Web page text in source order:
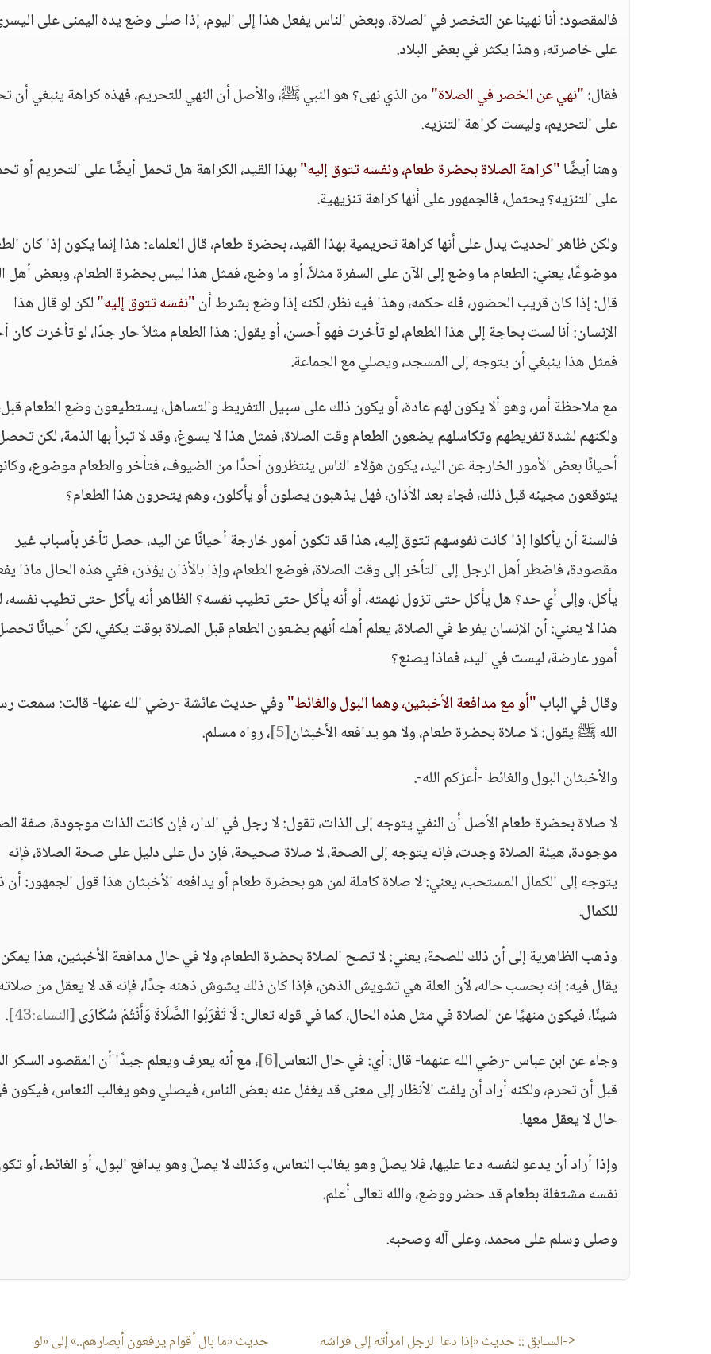
فالمقصود: أنا نهينا عن التخصر في الصلاة، وبعض الناس يفعل هذا إلى اليوم، إذا صلى وضع يده اليمنى على
على خاصرته، وهذا يكثر في بعض البلاد.
فقال:"نهي عن الخصر في الصلاة"من الذي نهى؟ هو النبي ﷺ، والأصل أن النهي للتحريم، فهذه كراهة ينبغي أن
على التحريم، وليست كراهة التنزيه.
وهنا أيضًا"كراهة الصلاة بحضرة طعام، ونفسه تتوق إليه"بهذا القيد، الكراهة هل تحمل أيضًا على التحريم أو
على التنزيه؟ يحتمل، فالجمهور على أنها كراهة تنزيهية.
ولكن ظاهر الحديث يدل على أنها كراهة تحريمية بهذا القيد، بحضرة طعام، قال العلماء: هذا إنما يكون إذا كان
موضوعًا، يعني: الطعام ما وضع إلى الآن على السفرة مثلاً، أو ما وضع، فمثل هذا ليس بحضرة الطعام، وبعض أهل
قال: إذا كان قريب الحضور، فله حكمه، وهذا فيه نظر، لكنه إذا وضع بشرط أن"نفسه تتوق إليه"لكن لو قال هذا
الإنسان: أنا لست بحاجة إلى هذا الطعام، لو تأخرت فهو أحسن، أو يقول: هذا الطعام مثلاً حار جدًا، لو تأخرت كان
فمثل هذا ينبغي أن يتوجه إلى المسجد، ويصلي مع الجماعة.
مع ملاحظة أمر، وهو ألا يكون لهم عادة، أو يكون ذلك على سبيل التفريط والتساهل، يستطيعون وضع الطعام
ولكنهم لشدة تفريطهم وتكاسلهم يضعون الطعام وقت الصلاة، فمثل هذا لا يسوغ، وقد لا تبرأ بها الذمة، لكن
أحيانًا بعض الأمور الخارجة عن اليد، يكون هؤلاء الناس ينتظرون أحدًا من الضيوف، فتأخر والطعام موضوع،
يتوقعون مجيئه قبل ذلك، فجاء بعد الأذان، فهل يذهبون يصلون أو يأكلون، وهم يتحرون هذا الطعام؟
فالسنة أن يأكلوا إذا كانت نفوسهم تتوق إليه، هذا قد تكون أمور خارجة أحيانًا عن اليد، حصل تأخر بأسباب غير
مقصودة، فاضطر أهل الرجل إلى التأخر إلى وقت الصلاة، فوضع الطعام، وإذا بالأذان يؤذن، ففي هذه الحال ماذا
يأكل، وإلى أي حد؟ هل يأكل حتى تزول نهمته، أو أنه يأكل حتى تطيب نفسه؟ الظاهر أنه يأكل حتى تطيب نفسه،
هذا لا يعني: أن الإنسان يفرط في الصلاة، يعلم أهله أنهم يضعون الطعام قبل الصلاة بوقت يكفي، لكن أحيانًا
أمور عارضة، ليست في اليد، فماذا يصنع؟
وقال في الباب"أو مع مدافعة الأخبثين، وهما البول والغائط"وفي حديث عائشة -رضي الله عنها- قالت: سمعت
الله ﷺ يقول: لا صلاة بحضرة طعام، ولا هو يدافعه الأخبثان[5] ، رواه مسلم.
والأخبثان البول والغائط -أعزكم الله-.
لا صلاة بحضرة طعام الأصل أن النفي يتوجه إلى الذات، تقول: لا رجل في الدار، فإن كانت الذات موجودة، صفة
موجودة، هيئة الصلاة وجدت، فإنه يتوجه إلى الصحة، لا صلاة صحيحة، فإن دل على دليل على صحة الصلاة، فإنه
يتوجه إلى الكمال المستحب، يعني: لا صلاة كاملة لمن هو بحضرة طعام أو يدافعه الأخبثان هذا قول الجمهور: أن
للكمال.
وذهب الظاهرية إلى أن ذلك للصحة، يعني: لا تصح الصلاة بحضرة الطعام، ولا في حال مدافعة الأخبثين، هذا
يقال فيه: إنه بحسب حاله، لأن العلة هي تشويش الذهن، فإذا كان ذلك يشوش ذهنه جدًا، فإنه قد لا يعقل من
شيئًا، فيكون منهيًا عن الصلاة في مثل هذه الحال، كما في قوله تعالى: لَا تَقْرَبُوا الصَّلَاةَ وَأَنْتُمْ سُكَارَى[النساء:43]
.
وجاء عن ابن عباس -رضي الله عنهما- قال: أي: في حال النعاس[6] ، مع أنه يعرف ويعلم جيدًا أن المقصود السكر
قبل أن تحرم، ولكنه أراد أن يلفت الأنظار إلى معنى قد يغفل عنه بعض الناس، فيصلي وهو يغالب النعاس، فيكون
حال لا يعقل معها.
وإذا أراد أن يدعو لنفسه دعا عليها، فلا يصلّ وهو يغالب النعاس، وكذلك لا يصلّ وهو يدافع البول، أو الغائط، أو
نفسه مشتغلة بطعام قد حضر ووضع، والله تعالى أعلم.
وصلى وسلم على محمد، وعلى آله وصحبه.
<-السـابق :: حديث «إذا دعا الرجل امرأته إلى فراشه حديث «ما بال أقوام يرفعون أبصارهم..» إلى «لو